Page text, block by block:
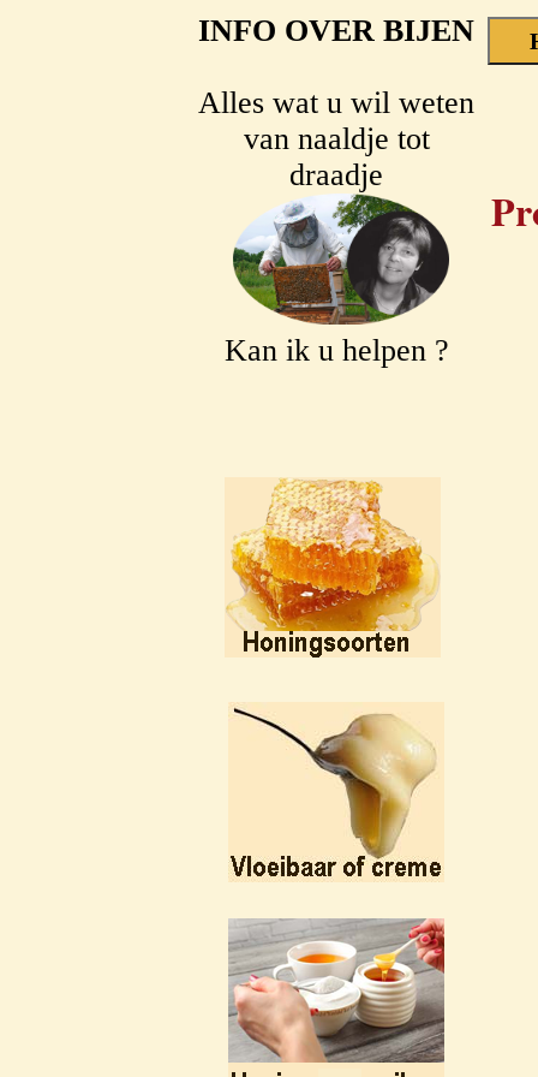
INFO OVER BIJEN
Alles wat u wil weten
van naaldje tot
draadje
Kan ik u helpen ?